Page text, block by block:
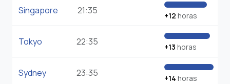
Singapore 21:35 +12 horas
Tokyo 22:35 +13 horas
Sydney 23:35 +14 horas